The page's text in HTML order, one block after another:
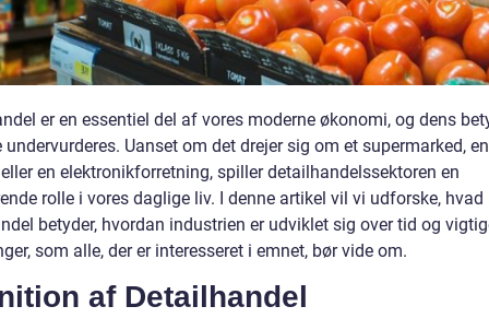
er en essentiel del af vores moderne økonomi, og dens
undervurderes. Uanset om det drejer sig om et supermarked, en
en elektronikforretning, spiller detailhandelssektoren en
rolle i vores daglige liv. I denne artikel vil vi udforske, hvad
betyder, hvordan industrien er udviklet sig over tid og
som alle, der er interesseret i emnet, bør vide om.
af Detailhandel